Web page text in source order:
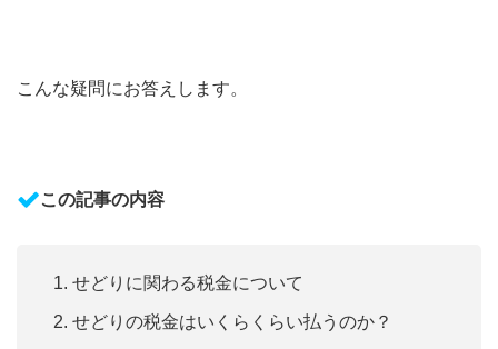
こんな疑問にお答えします。
この記事の内容
せどりに関わる税金について
せどりの税金はいくらくらい払うのか？